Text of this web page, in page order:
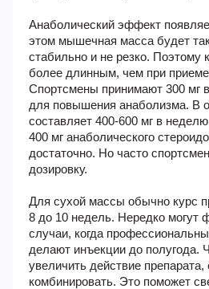
Анаболический эффект
этом мышечная масса будет
стабильно и не резко. Поэтому
более длинным, чем при приеме
Спортсмены принимают 300 мг
для повышения анаболизма. В
составляет 400-600 мг в
400 мг анаболического
достаточно. Но часто
дозировку.
Для сухой массы обычно курс
8 до 10 недель. Нередко могут
случаи, когда
делают инъекции до полугода.
увеличить действие препарата,
комбинировать. Это поможет